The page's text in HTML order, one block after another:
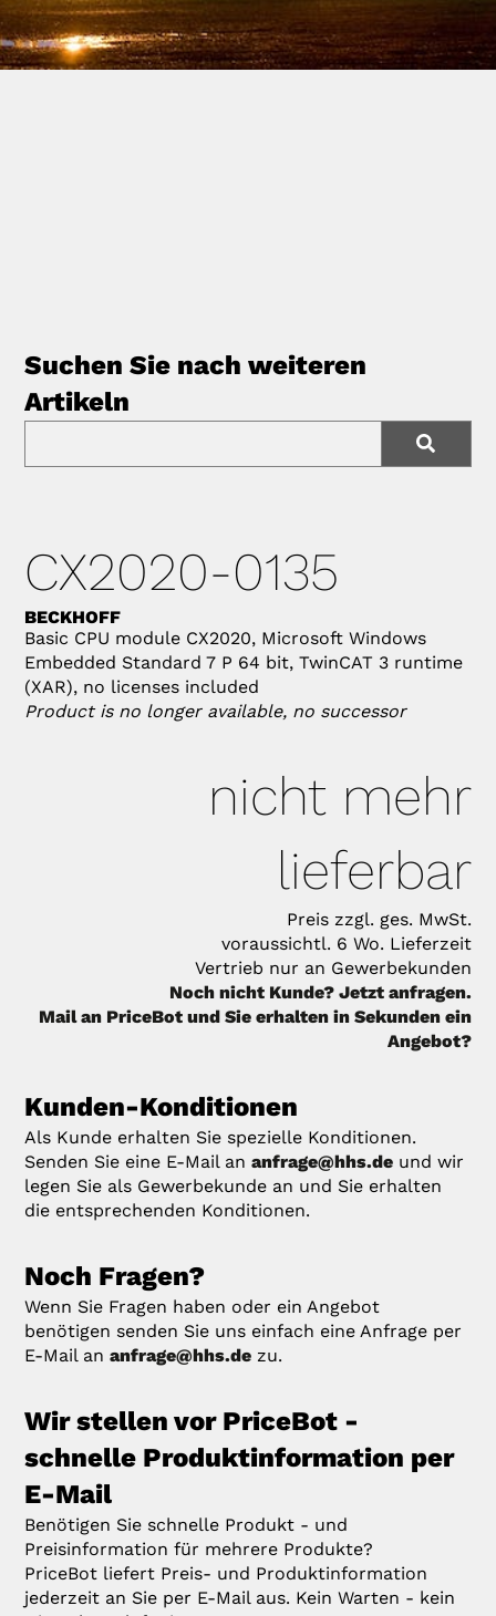
Suchen Sie nach weiteren
Artikeln
CX2020-0135
BECKHOFF
Basic CPU module CX2020, Microsoft Windows
Embedded Standard 7 P 64 bit, TwinCAT 3 runtime
(XAR), no licenses included
Product is no longer available, no successor
nicht mehr
lieferbar
Preis zzgl. ges. MwSt.
voraussichtl. 6 Wo. Lieferzeit
Vertrieb nur an Gewerbekunden
Noch nicht Kunde? Jetzt anfragen.
Mail an PriceBot und Sie erhalten in Sekunden ein
Angebot?
Kunden-Konditionen
Als Kunde erhalten Sie spezielle Konditionen.
Senden Sie eine E-Mail ananfrage@hhs.de und wir
legen Sie als Gewerbekunde an und Sie erhalten
die entsprechenden Konditionen.
Noch Fragen?
Wenn Sie Fragen haben oder ein Angebot
benötigen senden Sie uns einfach eine Anfrage per
E-Mail ananfrage@hhs.de zu.
Wir stellen vor PriceBot -
schnelle Produktinformation per
E-Mail
Benötigen Sie schnelle Produkt - und
Preisinformation für mehrere Produkte?
PriceBot liefert Preis- und Produktinformation
jederzeit an Sie per E-Mail aus. Kein Warten - kein